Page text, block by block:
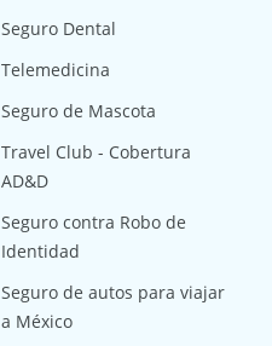
Seguro Dental
Telemedicina
Seguro de Mascota
Travel Club - Cobertura
AD&D
Seguro contra Robo de
Identidad
Seguro de autos para viajar
a México